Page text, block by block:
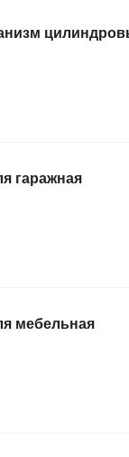
гаражная
мебельная